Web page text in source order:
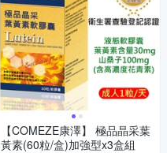
【COMEZE康澤】 極品晶采葉
黃素(60粒/盒)加強型x3盒組